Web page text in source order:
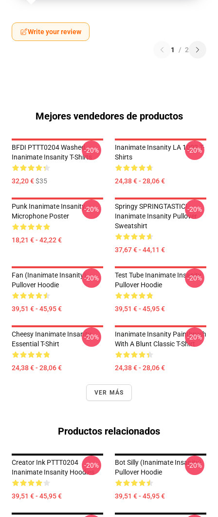
Write your review
1 / 2
Mejores vendedores de productos
BFDI PTTT0204 Washed
Inanimate Insanity T-Shirts
32,20 €$35
-20%
Inanimate Insanity LA 1002 T-
Shirts
24,38 € - 28,06 €
-20%
Punk Inanimate Insanity
Microphone Poster
18,21 € - 42,22 €
-20%
Springy SPRINGTASTIC!
Inanimate Insanity Pullover
Sweatshirt
37,67 € - 44,11 €
-20%
Fan (Inanimate Insanity)
Pullover Hoodie
39,51 € - 45,95 €
-20%
Test Tube Inanimate Insanity
Pullover Hoodie
39,51 € - 45,95 €
-20%
Cheesy Inanimate Insanity
Essential T-Shirt
24,38 € - 28,06 €
-20%
Inanimate Insanity Paintbrush
With A Blunt Classic T-Shirt
24,38 € - 28,06 €
-20%
VER MÁS
Productos relacionados
Creator Ink PTTT0204
Inanimate Insanity Hoodies
39,51 € - 45,95 €
-20%
Bot Silly (Inanimate Insanity)
Pullover Hoodie
39,51 € - 45,95 €
-20%